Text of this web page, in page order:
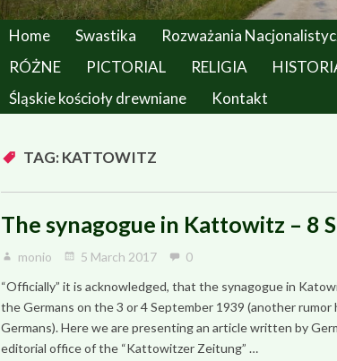
Home Swastika Rozważania
RÓŻNE
PICTORIAL RELIGIA
Śląskie kościoły drewniane
Kontakt
TAG: KATTOWITZ
The synagogue in Kattowitz – 8
monio 5 March 2017
0
“Officially” it is acknowledged, that the synagogue in
the Germans on the 3 or 4 September 1939 (another
Germans). Here we are presenting an article written by
editorial office of the “Kattowitzer Zeitung” …